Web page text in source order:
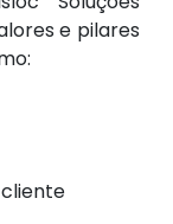
e pilares